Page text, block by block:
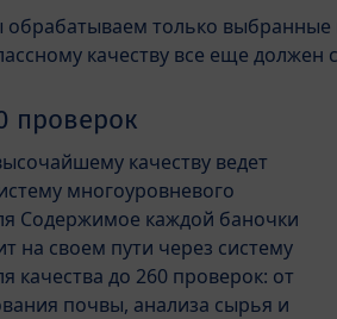
обрабатываем только
качеству все еще должен
проверок
качеству ведет
многоуровневого
Содержимое каждой баночки
на своем пути через систему
качества до 260 проверок: от
почвы, анализа сырья и